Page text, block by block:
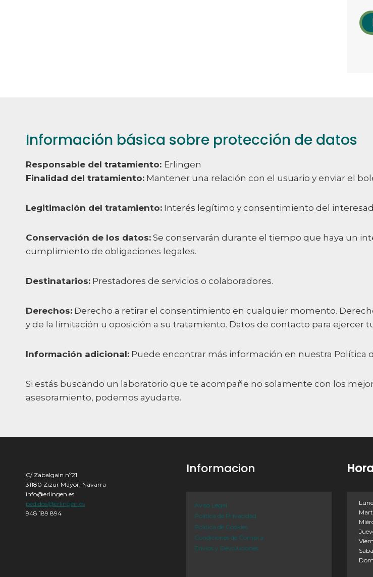
Información básica sobre protección de datos
Responsable del tratamiento: Erlingen
Finalidad del tratamiento: Mantener una relación con el usuario y enviar el
Legitimación del tratamiento: Interés legítimo y consentimiento del
Conservación de los datos: Se conservarán durante el tiempo que haya un
cumplimiento de obligaciones legales.
Destinatarios: Prestadores de servicios o colaboradores.
Derechos: Derecho a retirar el consentimiento en cualquier momento.
y de la limitación u oposición a su tratamiento. Datos de contacto para ejercer
Información adicional: Puede encontrar más información en nuestra Política
Si estás buscando un laboratorio que te acompañe no solamente con los
asesoramiento, podemos ayudarte.
C/ Zabalgain nº21
31180 Zizur Mayor, Navarra
info@erlingen.es
pedidos@erlingen.es
948 189 894
Informacion
Aviso Legal
Política de Privacidad
Política de Cookies
Condiciones de Compra
Envíos y Devoluciones